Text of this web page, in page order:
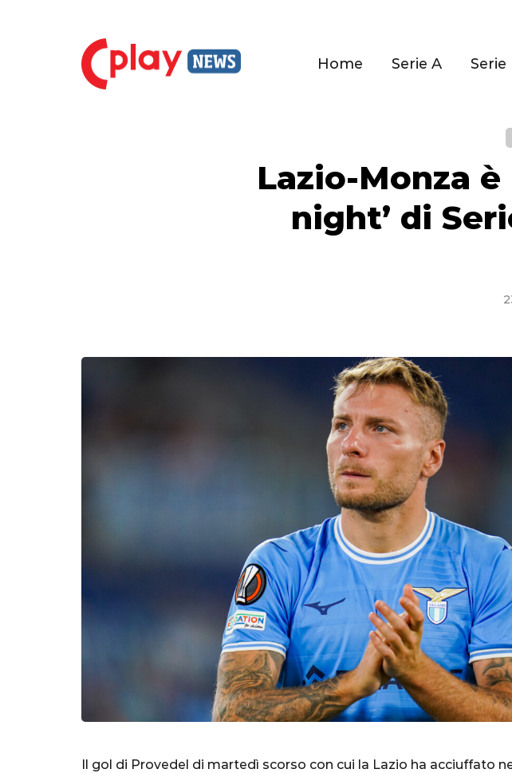
Home Serie A Serie
Lazio-Monza
night’ di
Il gol di Provedel di martedì scorso con cui la Lazio ha acciuffato